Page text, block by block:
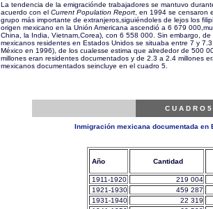
La tendencia de la emigraciónde trabajadores se mantuvo
acuerdo con el Current Population Report, en 1994 se censaron
grupo más importante de extranjeros,siguiéndoles de lejos los
origen mexicano en la Unión Americana ascendió a 6 679
China, la India, Vietnam,Corea), con 6 558 000. Sin embargo,
mexicanos residentes en Estados Unidos se situaba entre 7 y
México en 1996), de los cualesse estima que alrededor de 500
millones eran residentes documentados y de 2.3 a 2.4 millones
mexicanos documentados seincluye en el cuadro 5.
C U A D R O 5
Inmigración mexicana documentada en
Año Cantidad
1911-1920
219 004
1921-1930
459 287
1931-1940
22 319